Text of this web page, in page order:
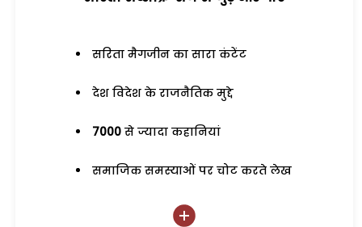
सरिता मैगजीन का सारा कंटेंट
देश विदेश के राजनैतिक मुद्दे
7000 से ज्यादा कहानियां
समाजिक समस्याओं पर चोट करते लेख